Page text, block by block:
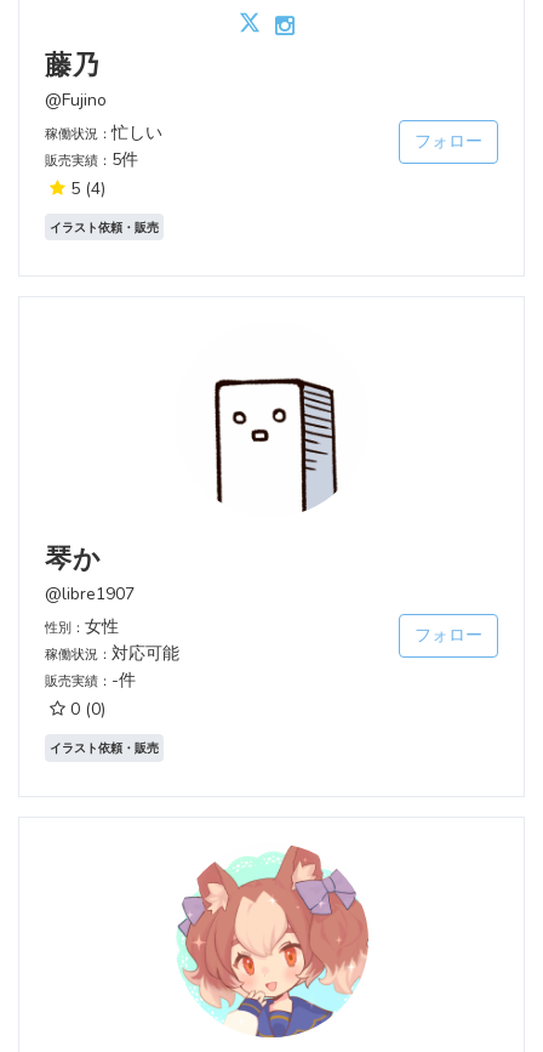
藤乃
@Fujino
稼働状況：忙しい
販売実績： 5件
5 (4)
フォロー
イラスト依頼・販売
琴か
@libre1907
性別： 女性
稼働状況： 対応可能
販売実績： -件
0 (0)
フォロー
イラスト依頼・販売